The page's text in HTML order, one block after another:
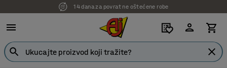
7 godina garancije